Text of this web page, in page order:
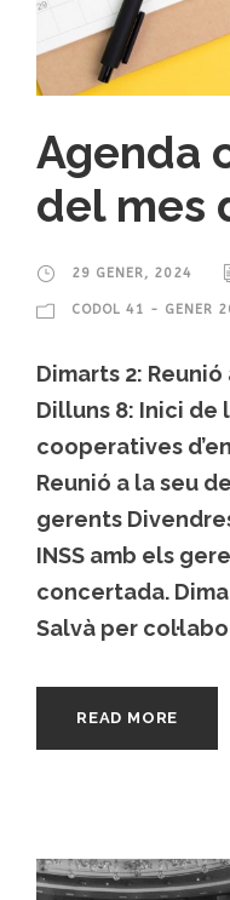
Agenda
del mes
29 GENER, 2024
CODOL 41 - GENER
Dimarts 2:
Dilluns 8: Inici de
cooperatives
Reunió a la seu
gerents
INSS amb els
concertada.
Salvà per
READ MORE